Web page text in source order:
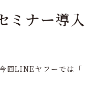
ミナー導入
回LINEヤフーでは「